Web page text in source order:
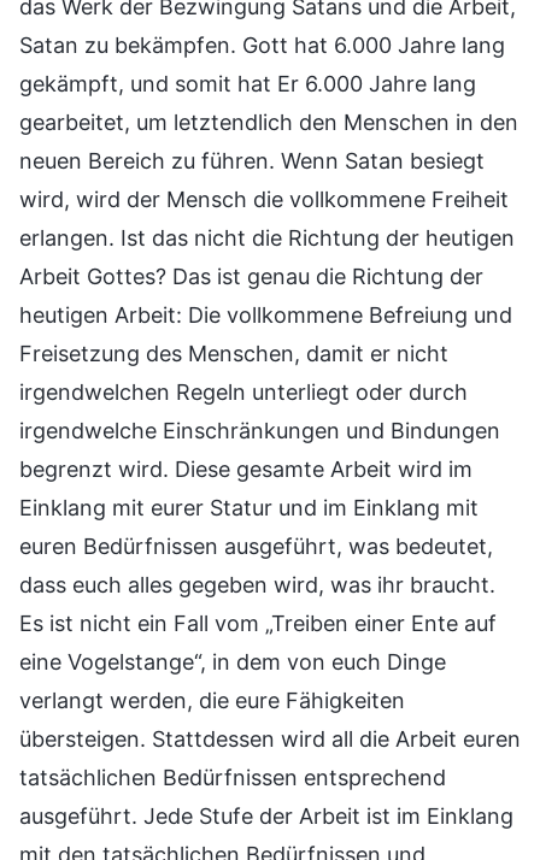
das Werk der Bezwingung Satans und die Arbeit,
Satan zu bekämpfen. Gott hat 6.000 Jahre lang
gekämpft, und somit hat Er 6.000 Jahre lang
gearbeitet, um letztendlich den Menschen in den
neuen Bereich zu führen. Wenn Satan besiegt
wird, wird der Mensch die vollkommene Freiheit
erlangen. Ist das nicht die Richtung der heutigen
Arbeit Gottes? Das ist genau die Richtung der
heutigen Arbeit: Die vollkommene Befreiung und
Freisetzung des Menschen, damit er nicht
irgendwelchen Regeln unterliegt oder durch
irgendwelche Einschränkungen und Bindungen
begrenzt wird. Diese gesamte Arbeit wird im
Einklang mit eurer Statur und im Einklang mit
euren Bedürfnissen ausgeführt, was bedeutet,
dass euch alles gegeben wird, was ihr braucht.
Es ist nicht ein Fall vom „Treiben einer Ente auf
eine Vogelstange“, in dem von euch Dinge
verlangt werden, die eure Fähigkeiten
übersteigen. Stattdessen wird all die Arbeit euren
tatsächlichen Bedürfnissen entsprechend
ausgeführt. Jede Stufe der Arbeit ist im Einklang
mit den tatsächlichen Bedürfnissen und